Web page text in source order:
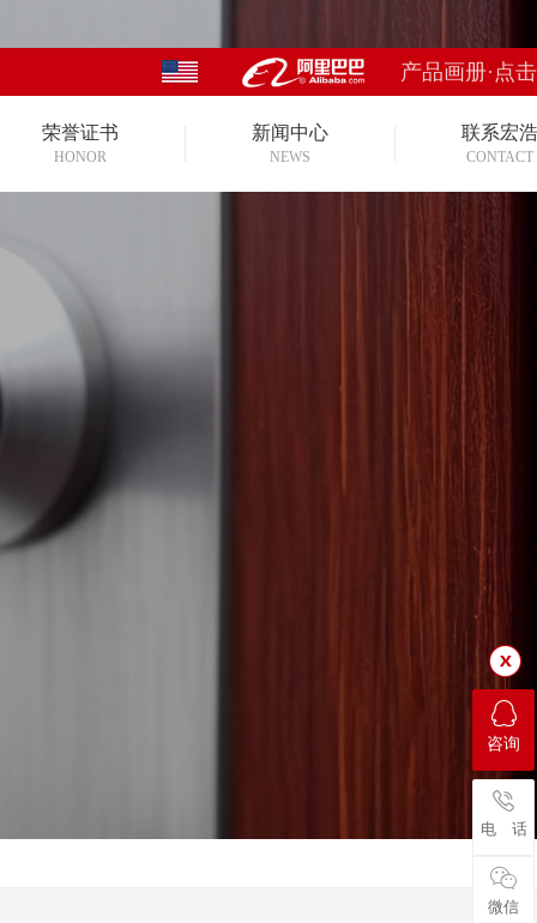
产品画册·点
荣誉证书
HONOR
新闻中心
NEWS
联系宏浩
CONTACT
咨询
电 话
微信